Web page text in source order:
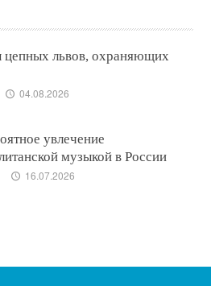
цепных львов, охраняющих
04.08.2026
увлечение
музыкой в России
16.07.2026